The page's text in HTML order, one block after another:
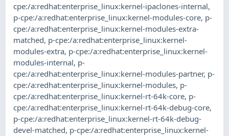
cpe:/a:redhat:enterprise_linux:kernel-ipaclones-internal,
p-cpe:/a:redhat:enterprise_linux:kernel-modules-core, p-
cpe:/a:redhat:enterprise_linux:kernel-modules-extra-
matched, p-cpe:/a:redhat:enterprise_linux:kernel-
modules-extra, p-cpe:/a:redhat:enterprise_linux:kernel-
modules-internal, p-
cpe:/a:redhat:enterprise_linux:kernel-modules-partner, p-
cpe:/a:redhat:enterprise_linux:kernel-modules, p-
cpe:/a:redhat:enterprise_linux:kernel-rt-64k-core, p-
cpe:/a:redhat:enterprise_linux:kernel-rt-64k-debug-core,
p-cpe:/a:redhat:enterprise_linux:kernel-rt-64k-debug-
devel-matched, p-cpe:/a:redhat:enterprise_linux:kernel-